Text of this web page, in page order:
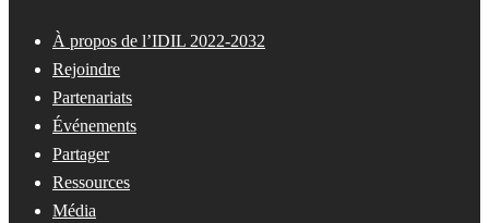
À propos de l’IDIL 2022-2032
Rejoindre
Partenariats
Événements
Partager
Ressources
Média